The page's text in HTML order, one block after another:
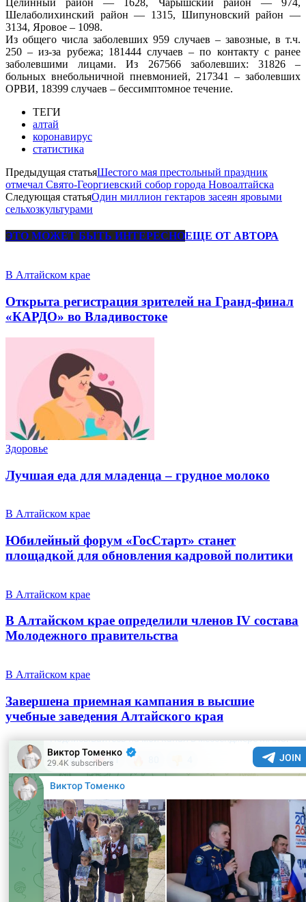
Шелаболихинский район — 1315, Шипуновский район —
3134, Яровое – 1098.
Из общего числа заболевших 959 случаев – завозные, в т.ч.
250 – из-за рубежа; 181444 случаев – по контакту с ранее
заболевшими лицами. Из 267566 заболевших: 31826 –
больных внебольничной пневмонией, 217341 – заболевших
ОРВИ, 18399 случаев – бессимптомное течение.
ТЕГИ
алтай
коронавирус
статистика
Предыдущая статьяШестого мая престольный праздник
отмечал Свято-Георгиевский собор города Новоалтайска
Следующая статьяОдин миллион гектаров засеян яровыми
сельхозкультурами
ЭТО МОЖЕТ БЫТЬ ИНТЕРЕСНОЕЩЕ ОТ АВТОРА
В Алтайском крае
Открыта регистрация зрителей на Гранд-финал
«КАРДО» во Владивостоке
Здоровье
Лучшая еда для младенца – грудное молоко
В Алтайском крае
Юбилейный форум «ГосСтарт» станет
площадкой для обновления кадровой политики
В Алтайском крае
В Алтайском крае определили членов IV состава
Молодежного правительства
В Алтайском крае
Завершена приемная кампания в высшие
учебные заведения Алтайского края